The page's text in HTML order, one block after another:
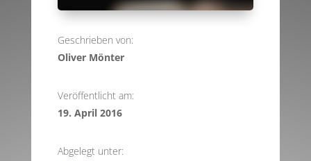
Geschrieben von:
Oliver Mönter
Veröffentlicht am:
19. April 2016
Abgelegt unter: